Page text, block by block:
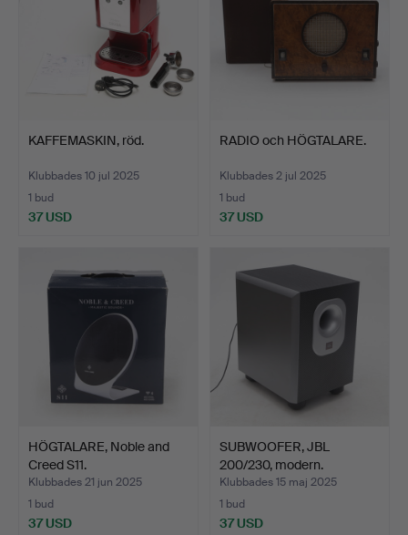
KAFFEMASKIN, röd.
Klubbades 10 jul 2025
1 bud
37 USD
RADIO och HÖGTALARE.
Klubbades 2 jul 2025
1 bud
37 USD
HÖGTALARE, Noble and
Creed S11.
Klubbades 21 jun 2025
1 bud
37 USD
SUBWOOFER, JBL
200/230, modern.
Klubbades 15 maj 2025
1 bud
37 USD